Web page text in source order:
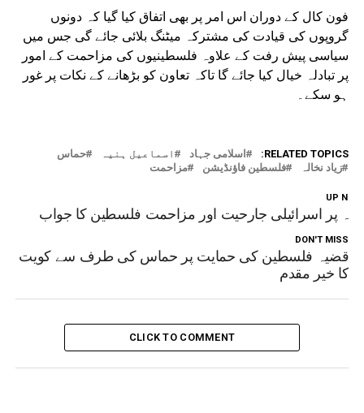
فون کال کے دوران اس امر پر بھی اتفاق کیا گیا کہ دونوں
گروپوں کی قیادت کی مشترکہ میٹنگ بلائی جائے گی جس میں
سیاسی پیش رفت کے علاوہ فلسطینیوں کی مزاحمت کے امور
پر تبادلہ خیال کیا جائے گا تاکہ تعاون کو بڑھانے کے نکات پر غور
ہو سکے۔
RELATED TOPICS: اسلامی جہاد اسماعیل ہنیہ
حماس
زیاد نخالہ
فلسطین فاؤنڈیشن مزاحمت
UP
پر اسرائیلی جارحیت اور مزاحمت فلسطین کا جواب
DON'T MISS
قضیہ فلسطین کی حمایت پر حماس کی طرف سے کویت
کا خیر مقدم
CLICK TO COMMENT